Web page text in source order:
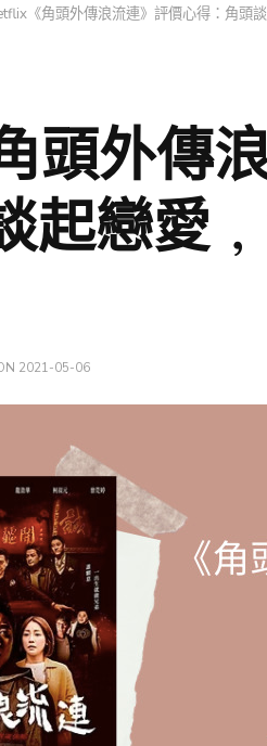
《角頭外傳浪流連》評價心得：角頭
頭外傳
起戀愛
2021-05-06